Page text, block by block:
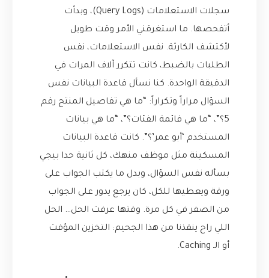
سجلات الاستعلامات (Query Logs)، وبدأت
أتفحصها. ما استغرقني الأمر وقت طويل
لأكتشف الكارثة. نفس الاستعلامات، نفس
الطلبات بالضبط، كانت تتكرر آلاف المرات في
الدقيقة الواحدة. كنا نسأل قاعدة البيانات نفس
السؤال مراراً وتكراراً: “ما هي تفاصيل المنتج رقم
5؟”، “ما هي قائمة الفئات؟”، “ما هي بيانات
المستخدم ‘أبو عمر’؟”. كانت قاعدة البيانات
المسكينة مثل موظف منهك، كل ثانية حدا بيجي
بسأله نفس السؤال، وبدل ما يكتب الجواب على
ورقة ويعطيها للكل، كان يرجع يدور على الجواب
من الصفر في كل مرة. وقتها عرفت الحل… الحل
اللي راح ينقذنا من هذا الجحيم: التخزين المؤقت
أو الـ Caching.